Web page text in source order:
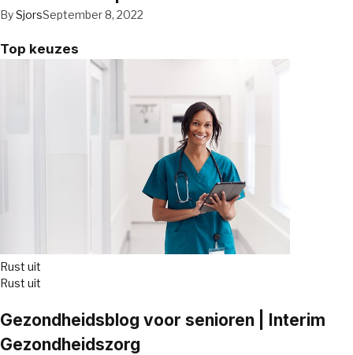
BySjorsSeptember 8, 2022
Top keuzes
Rust uit
Rust uit
Gezondheidsblog voor senioren | Interim
Gezondheidszorg